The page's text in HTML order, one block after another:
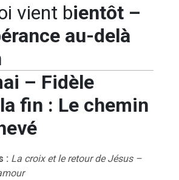
vient bientôt –
au-delà
– Fidèle
fin : Le chemin
: La croix et le retour de Jésus –